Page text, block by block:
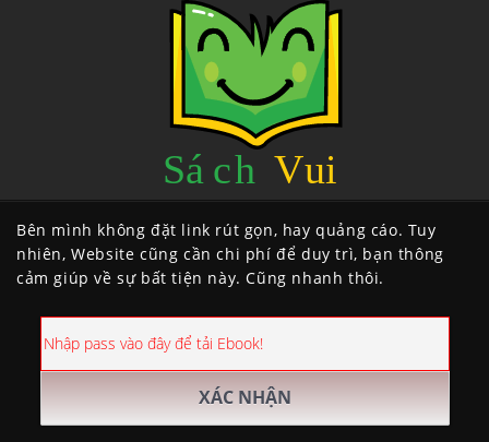
Bên mình không đặt link rút gọn, hay quảng cáo. Tuy
nhiên, Website cũng cần chi phí để duy trì, bạn thông
cảm giúp về sự bất tiện này. Cũng nhanh thôi.